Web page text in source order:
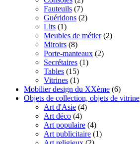
Fauteuils (7)
Guéridons (2)
Lits (1)
Meubles de métier (2)
Miroirs (8)
Porte-manteaux (2)
Secrétaires (1)
Tables (15)
Vitrines (1)
Mobilier design du XXème (6)
Objets de collection, objets de vitrine
Art d'Asie (4)
Art déco (4)
Art populaire (4)
Art publicitaire (1)